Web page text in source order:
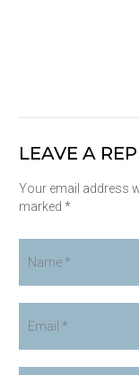
LEAVE A
Your email address
marked *